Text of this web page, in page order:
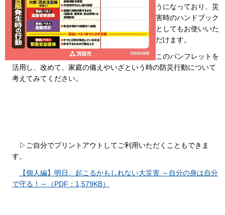
うになっており、災
害時のハンドブック
としてもお使いいた
だけます。
このパンフレットを
活用し、改めて、家庭の備えやいざという時の防災行動について
考えてみてください。
▷ご自分でプリントアウトしてご利用いただくこともできま
す。
【個人編】明日、起こるかもしれない大災害 ～自分の身は自分
で守る！～（PDF：1,579KB）